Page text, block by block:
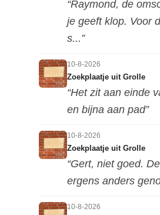
“Raymond, de
je geeft klop. Voor
s...”
10-8-2026
Zoekplaatje uit Grolle
“Het zit aan einde
en bijna aan pad”
10-8-2026
Zoekplaatje uit Grolle
“Gert, niet goed.
ergens anders
10-8-2026